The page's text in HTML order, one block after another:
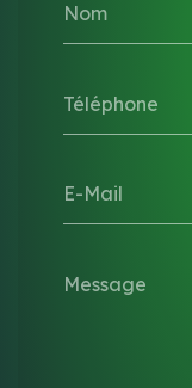
Nom
Téléphone
E-Mail
Message